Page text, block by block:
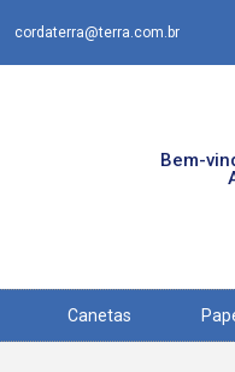
cordaterra@terra.com.br
Bem-
Canetas